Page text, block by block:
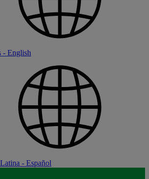
- English
- Español